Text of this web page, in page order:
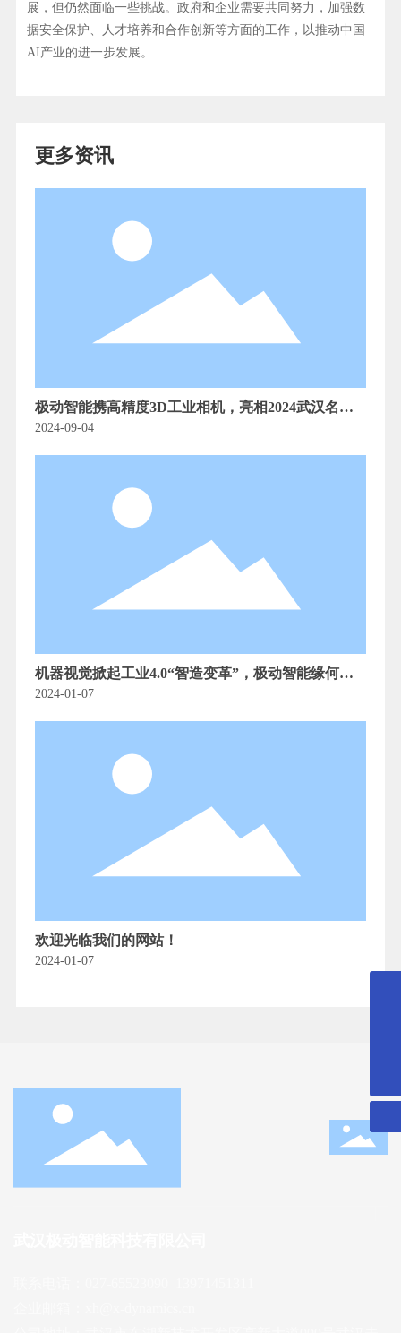
展，但仍然面临一些挑战。政府和企业需要共同努力，加强数
据安全保护、人才培养和合作创新等方面的工作，以推动中国
AI产业的进一步发展。
更多资讯
极动智能携高精度3D工业相机，亮相2024武汉名优
制造产品（无锡）展销会
2024-09-04
机器视觉掀起工业4.0“智造变革”，极动智能缘何脱
颖而出？
2024-01-07
欢迎光临我们的网站！
2024-01-07